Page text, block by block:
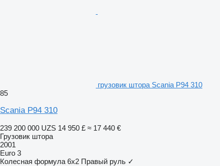
грузовик штора Scania P94 310
85
Scania P94 310
239 200 000 UZS 14 950 £ ≈ 17 440 €
Грузовик штора
2001
Euro 3
Колесная формула 6x2 Правый руль ✓